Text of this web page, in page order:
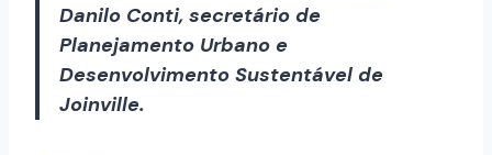
Danilo Conti, secretário de
Planejamento Urbano e
Desenvolvimento Sustentável de
Joinville.